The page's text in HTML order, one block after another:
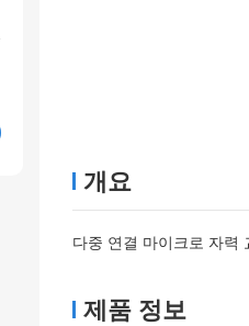
개요
다중 연결 마이크로 자력
제품 정보